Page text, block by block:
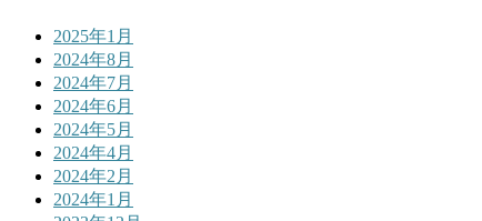
2025年1月
2024年8月
2024年7月
2024年6月
2024年5月
2024年4月
2024年2月
2024年1月